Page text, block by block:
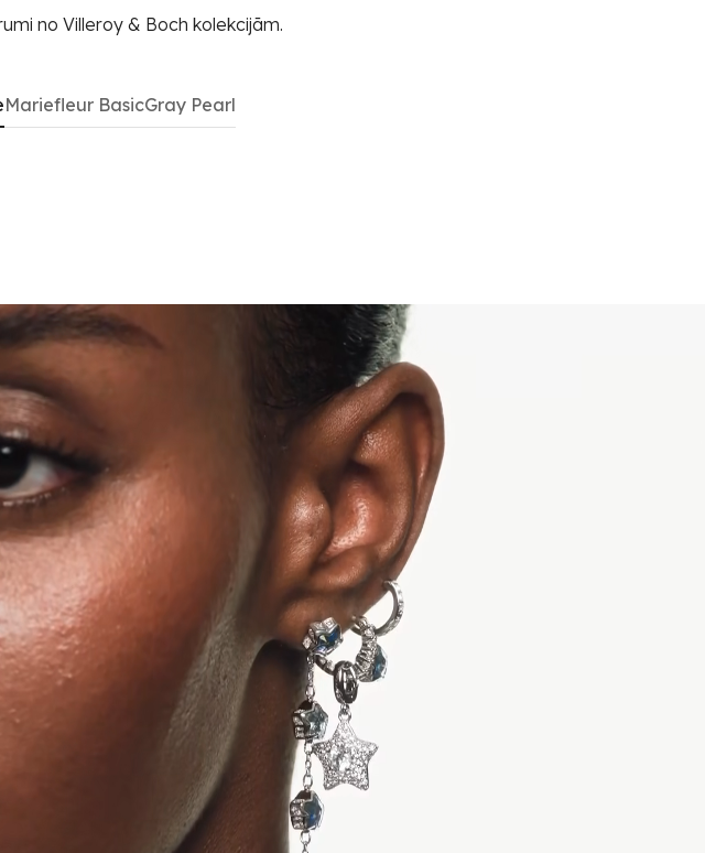
no Villeroy & Boch kolekcijām.
Mariefleur BasicGray Pearl